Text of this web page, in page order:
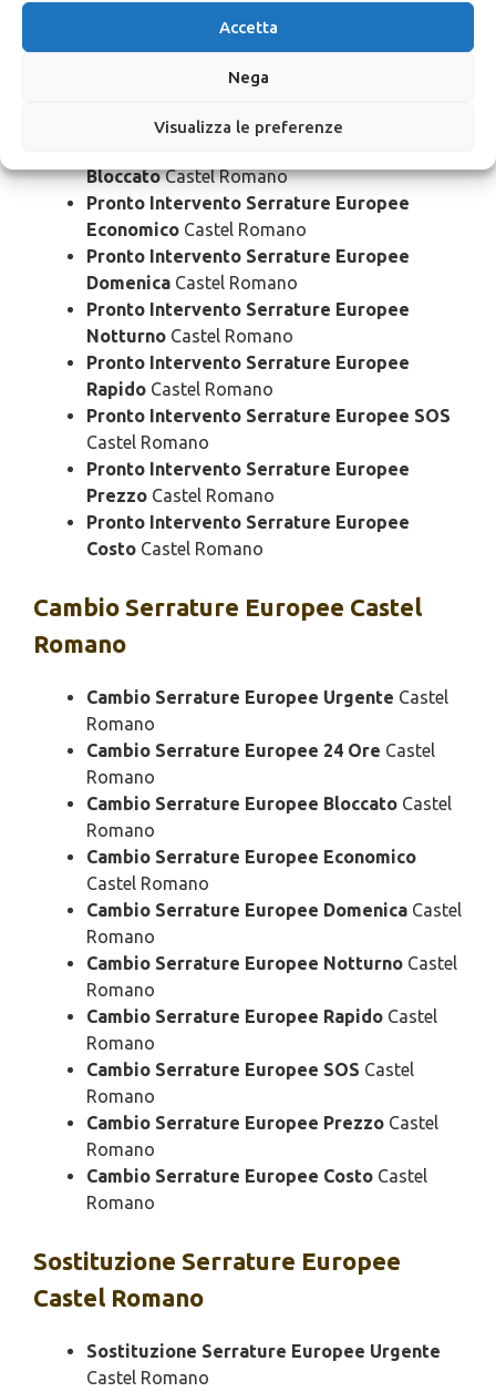
Accetta
Nega
Visualizza le preferenze
Castel Romano
Castel Romano
BloccatoCastel Romano
Pronto Intervento Serrature Europee
Economico Castel Romano
Pronto Intervento Serrature Europee
Domenica Castel Romano
Pronto Intervento Serrature Europee
Notturno Castel Romano
Pronto Intervento Serrature Europee
Rapido Castel Romano
Pronto Intervento Serrature Europee SOS
Castel Romano
Pronto Intervento Serrature Europee
Prezzo Castel Romano
Pronto Intervento Serrature Europee
Costo Castel Romano
Cambio Serrature Europee Castel
Romano
Cambio Serrature Europee Urgente Castel
Romano
Cambio Serrature Europee 24 Ore Castel
Romano
Cambio Serrature Europee Bloccato Castel
Romano
Cambio Serrature Europee Economico
Castel Romano
Cambio Serrature Europee Domenica Castel
Romano
Cambio Serrature Europee Notturno Castel
Romano
Cambio Serrature Europee Rapido Castel
Romano
Cambio Serrature Europee SOS Castel
Romano
Cambio Serrature Europee Prezzo Castel
Romano
Cambio Serrature Europee Costo Castel
Romano
Sostituzione Serrature Europee
Castel Romano
Sostituzione Serrature Europee Urgente
Castel Romano